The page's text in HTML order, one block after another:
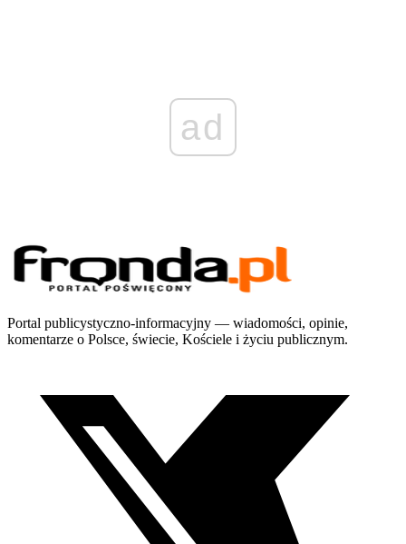
ad
Portal publicystyczno-informacyjny — wiadomości, opinie,
komentarze o Polsce, świecie, Kościele i życiu publicznym.